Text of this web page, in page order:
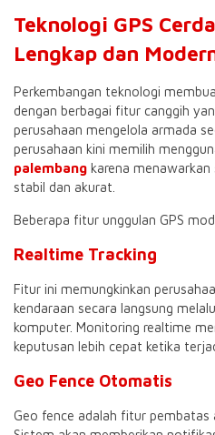
Teknologi GPS
Lengkap dan
Perkembangan teknologi
dengan berbagai fitur canggih
perusahaan mengelola armada
perusahaan kini memilih
palembang karena
stabil dan akurat.
Beberapa fitur unggulan GPS
Realtime Tracking
Fitur ini memungkinkan
kendaraan secara langsung
komputer. Monitoring realtime
keputusan lebih cepat ketika
Geo Fence Otomatis
Geo fence adalah fitur pembatas